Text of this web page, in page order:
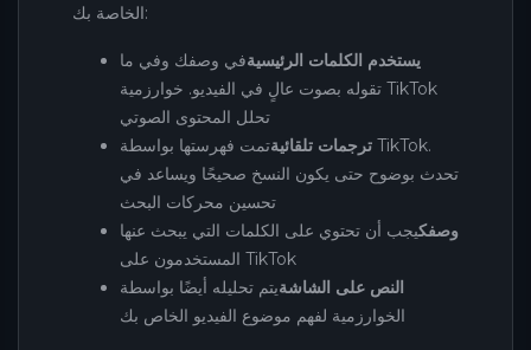
الخاصة بك:
يستخدم الكلمات الرئيسيةفي وصفك وفي ما
تقوله بصوت عالٍ في الفيديو. خوارزمية TikTok
تحلل المحتوى الصوتي
ترجمات تلقائيةتمت فهرستها بواسطة TikTok.
تحدث بوضوح حتى يكون النسخ صحيحًا ويساعد في
تحسين محركات البحث
وصفكيجب أن تحتوي على الكلمات التي يبحث عنها
المستخدمون على TikTok
النص على الشاشةيتم تحليله أيضًا بواسطة
الخوارزمية لفهم موضوع الفيديو الخاص بك